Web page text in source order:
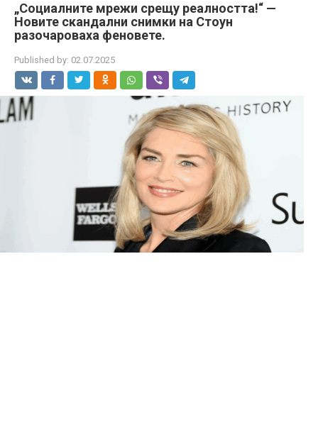
„Социалните мрежи срещу реалността!“ —
Новите скандални снимки на Стоун
разочароваха феновете.
Published by: 02.07.2025